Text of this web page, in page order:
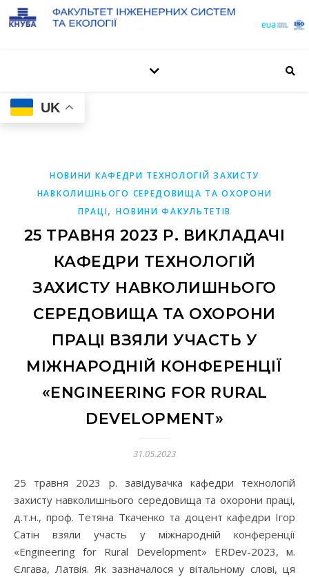
UK
НОВИНИ КАФЕДРИ ТЕХНОЛОГІЙ ЗАХИСТУ
НАВКОЛИШНЬОГО СЕРЕДОВИЩА ТА ОХОРОНИ
ПРАЦІ,НОВИНИ ФАКУЛЬТЕТІВ
25 ТРАВНЯ 2023 Р. ВИКЛАДАЧІ
КАФЕДРИ ТЕХНОЛОГІЙ
ЗАХИСТУ НАВКОЛИШНЬОГО
СЕРЕДОВИЩА ТА ОХОРОНИ
ПРАЦІ ВЗЯЛИ УЧАСТЬ У
МІЖНАРОДНІЙ КОНФЕРЕНЦІЇ
«ENGINEERING FOR RURAL
DEVELOPMENT»
31.05.2023
25 травня 2023 р. завідувачка кафедри технологій
захисту навколишнього середовища та охорони праці,
д.т.н., проф. Тетяна Ткаченко та доцент кафедри Ігор
Сатін взяли участь у міжнародній конференції
«Engineering for Rural Development» ERDev-2023, м.
Єлгава, Латвія. Як зазначалося у вітальному слові, ця